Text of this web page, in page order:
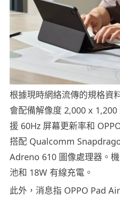
根據現時網絡流傳的規格資
會配備解像度 2,000 x
援 60Hz 屏幕更新率和
搭配 Qualcomm
Adreno 610 圖像處理器。
池和 18W 有線充電。
此外，消息指 OPPO Pad